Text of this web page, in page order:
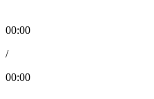
00:00
/
00:00